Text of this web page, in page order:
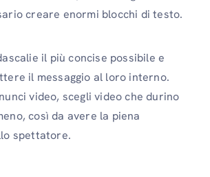
creare enormi blocchi di testo.
il più concise possibile e
il messaggio al loro interno.
video, scegli video che durino
così da avere la piena
spettatore.